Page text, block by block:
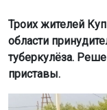
Троих жителей
области
туберкулёза.
приставы.